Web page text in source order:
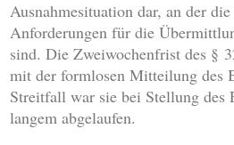
Ausnahmesituation dar, an der
Anforderungen für die
sind. Die Zweiwochenfrist des §
mit der formlosen Mitteilung des
Streitfall war sie bei Stellung des
langem abgelaufen.